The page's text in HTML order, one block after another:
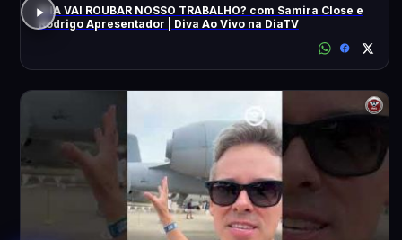
A IA VAI ROUBAR NOSSO TRABALHO? com Samira Close e
Rodrigo Apresentador | Diva Ao Vivo na DiaTV